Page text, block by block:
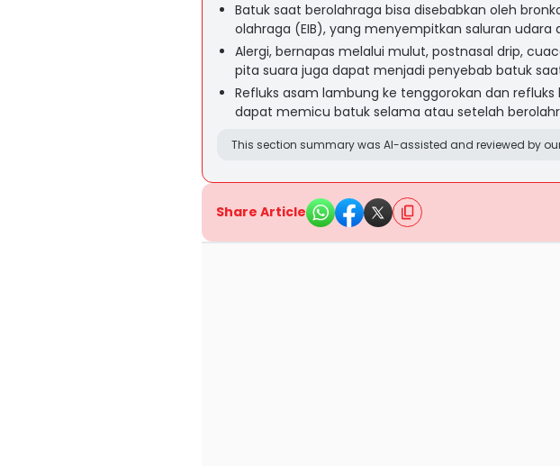
Batuk saat berolahraga bisa disebabkan oleh
olahraga (EIB), yang menyempitkan saluran udara
Alergi, bernapas melalui mulut, postnasal drip,
pita suara juga dapat menjadi penyebab batuk
Refluks asam lambung ke tenggorokan dan
dapat memicu batuk selama atau setelah
This section summary was AI-assisted and reviewed by
Share Article